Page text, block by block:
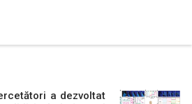
a dezvoltat